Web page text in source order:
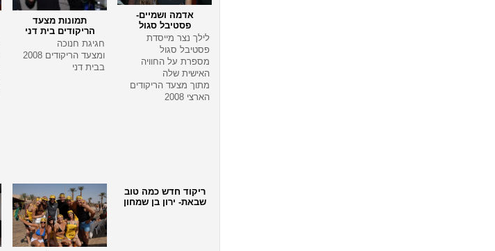
אדמה ושמיים-
פסטיבל סגול
לילך נצר מייסדת
פסטיבל סגול
מספרת על החוויה
האישית שלה
מתוך מצעד הריקודים
הארצי 2008
תמונות מצעד
הריקודים בית דני
חגיגת חנוכה
ומצעד הריקודים 2008
בבית דני
ריקוד חדש כמה טוב
שבאת- ירון בן שמחון